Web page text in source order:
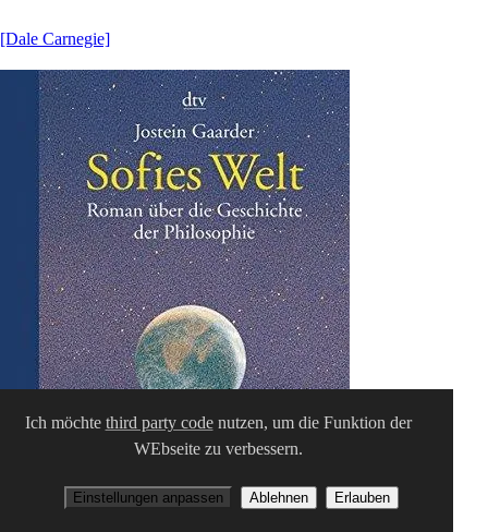
[Dale Carnegie]
Ich möchte third party codenutzen, um die Funktion der
WEbseite zu verbessern.
Einstellungen anpassen Ablehnen Erlauben